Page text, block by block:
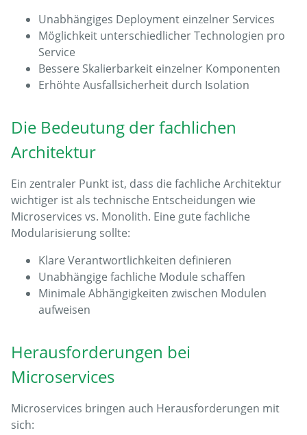
Unabhängiges Deployment einzelner Services
Möglichkeit unterschiedlicher Technologien pro
Service
Bessere Skalierbarkeit einzelner Komponenten
Erhöhte Ausfallsicherheit durch Isolation
Die Bedeutung der fachlichen
Architektur
Ein zentraler Punkt ist, dass die fachliche Architektur
wichtiger ist als technische Entscheidungen wie
Microservices vs. Monolith. Eine gute fachliche
Modularisierung sollte:
Klare Verantwortlichkeiten definieren
Unabhängige fachliche Module schaffen
Minimale Abhängigkeiten zwischen Modulen
aufweisen
Herausforderungen bei
Microservices
Microservices bringen auch Herausforderungen mit
sich: